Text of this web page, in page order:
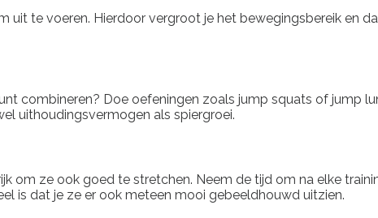
te voeren. Hierdoor vergroot je het bewegingsbereik en
combineren? Doe oefeningen zoals jump squats of jump
uithoudingsvermogen als spiergroei.
om ze ook goed te stretchen. Neem de tijd om na elke
is dat je ze er ook meteen mooi gebeeldhouwd uitzien.